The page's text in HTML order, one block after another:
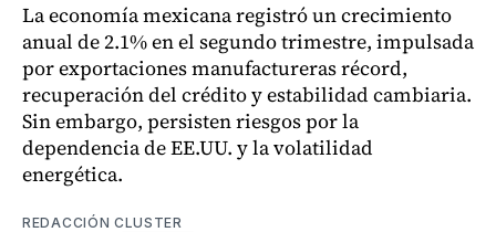
La economía mexicana registró un crecimiento
anual de 2.1% en el segundo trimestre, impulsada
por exportaciones manufactureras récord,
recuperación del crédito y estabilidad cambiaria.
Sin embargo, persisten riesgos por la
dependencia de EE.UU. y la volatilidad
energética.
REDACCIÓN CLUSTER